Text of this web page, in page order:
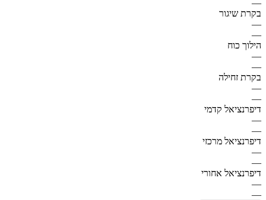
—
בקרת שיגור
—
—
הילוך כוח
—
—
בקרת זחילה
—
—
דיפרנציאל קדמי
—
—
דיפרנציאל מרכזי
—
—
דיפרנציאל אחורי
—
—